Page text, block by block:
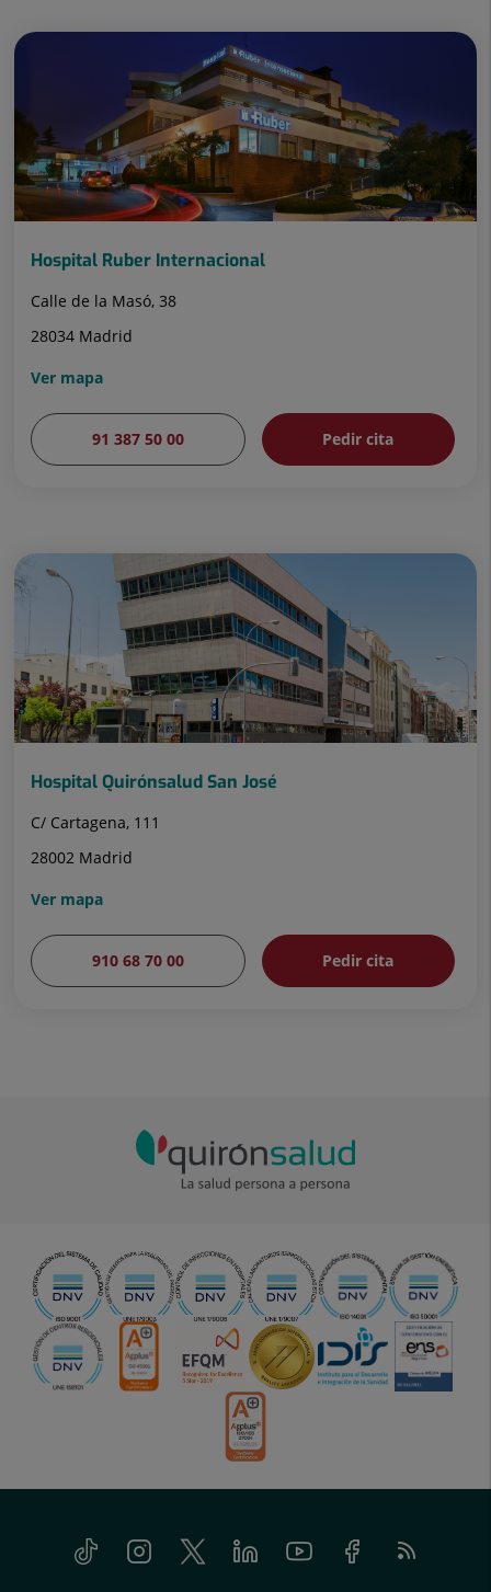
Hospital Ruber Internacional
Calle de la Masó, 38
28034 Madrid
Ver mapa
91 387 50 00 Pedir cita
Hospital Quirónsalud San José
C/ Cartagena, 111
28002 Madrid
Ver mapa
910 68 70 00 Pedir cita
Tiktok InstagramTwitter LinkedinYoutube FacebookFeed
RSS